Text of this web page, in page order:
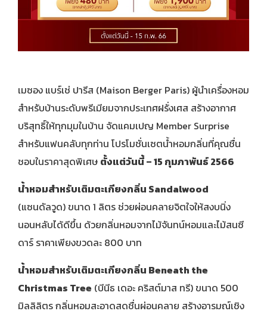
เมซอง แบร์เช่ ปารีส (Maison Berger Paris) ผู้นำเครื่องหอม
สำหรับบ้านระดับพรีเมียมจากประเทศฝรั่งเศส สร้างอากาศ
บริสุทธิ์ให้ทุกมุมในบ้าน จัดแคมเปญ Member Surprise
สำหรับแฟนคลับทุกท่าน โปรโมชั่นเซตน้ำหอมกลิ่นที่คุณชื่น
ชอบในราคาสุดพิเศษ ตั้งแต่วันนี้– 15 กุมภาพันธ์ 2566
น้ำหอมสำหรับเติมตะเกียงกลิ่น Sandalwood
(แซนดัลวูด) ขนาด 1 ลิตร ช่วยผ่อนคลายจิตใจให้สงบนิ่ง
นอนหลับได้ดีขึ้น ด้วยกลิ่นหอมจากไม้จันทน์หอมและไม้สนซี
ดาร์ ราคาเพียงขวดละ 800 บาท
น้ำหอมสำหรับเติมตะเกียงกลิ่น Beneath the
Christmas Tree (บีนีธ เดอะ คริสต์มาส ทรี) ขนาด 500
มิลลิลิตร กลิ่นหอมสะอาดสดชื่นผ่อนคลาย สร้างอารมณ์เชิง